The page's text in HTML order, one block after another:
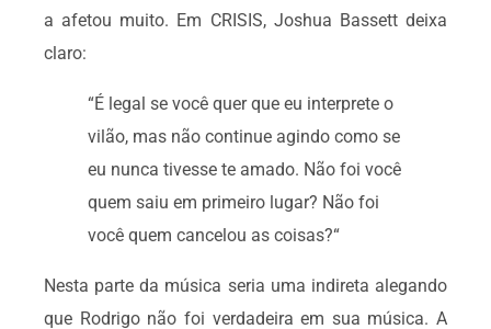
a afetou muito. Em CRISIS, Joshua Bassett deixa
claro:
“É legal se você quer que eu interprete o
vilão, mas não continue agindo como se
eu nunca tivesse te amado. Não foi você
quem saiu em primeiro lugar? Não foi
você quem cancelou as coisas?“
Nesta parte da música seria uma indireta alegando
que Rodrigo não foi verdadeira em sua música. A